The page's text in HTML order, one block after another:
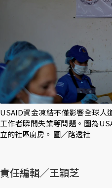
USAID資金凍結不僅影響全球人
工作者瞬間失業等問題。圖為
立的社區廚房。 圖／路透社
責任編輯／王穎芝